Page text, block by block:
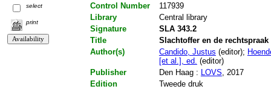
select
print
Control Number
117939
Library
Central library
Signature
SLA 343.2
Title
Slachtoffer en de
Author(s)
Candido, Justus (editor);
[et al.], ed. (editor)
Publisher
Den Haag : LOVS , 2017
Edition
Tweede druk